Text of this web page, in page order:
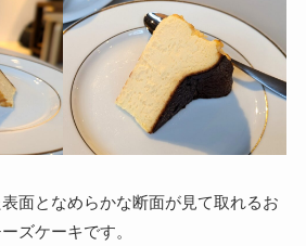
面となめらかな断面が見て取れるお
ズケーキです。